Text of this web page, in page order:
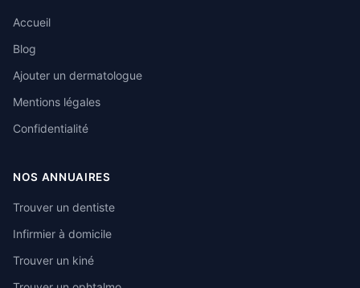
Accueil
Blog
Ajouter un dermatologue
Mentions légales
Confidentialité
NOS ANNUAIRES
Trouver un dentiste
Infirmier à domicile
Trouver un kiné